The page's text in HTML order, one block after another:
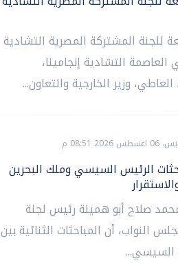
للجنة المشتركة المصرية التشادية
التشادية إنجامينا،
وزير الخارجية والتعاون...
2026 08:51 م
الرئيس السيسي وملك البحرين
محمد صلاح أبو هميلة رئيس لجنة
النواب، أن المباحثات الثنائية بين
السيسي...